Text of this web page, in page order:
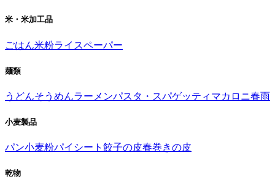
米・米加工品
ごはん米粉ライスペーパー
麺類
うどんそうめんラーメンパスタ・スパゲッティ マカロニ春雨
小麦製品
パン小麦粉パイシート 餃子の皮春巻きの皮
乾物